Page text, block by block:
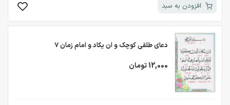
افزودن به سبد
دعای طلقی کوچک و ان یکاد و امام زمان 7
12,000 تومان